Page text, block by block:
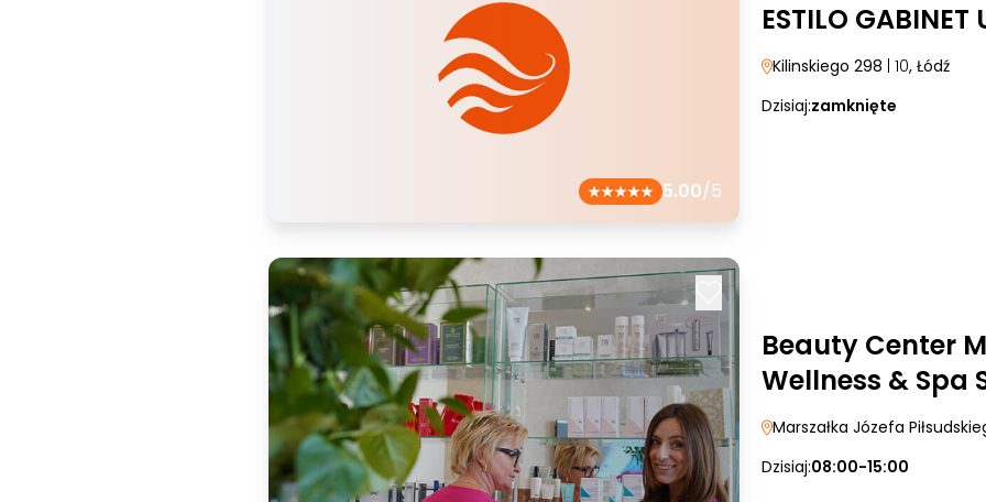
5.00/5
ESTILO GABINET
Kilinskiego 298 | 10, Łódź
Dzisiaj:zamknięte
Beauty Center
Wellness & Spa
Marszałka Józefa
Dzisiaj:08:00-15:00